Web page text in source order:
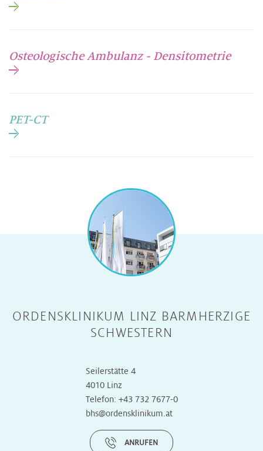
Osteologische Ambulanz - Densitometrie
PET-CT
ORDENSKLINIKUM LINZ BARMHERZIGE
SCHWESTERN
Seilerstätte 4
4010 Linz
Telefon: +43 732 7677-0
bhs@ordensklinikum.at
ANRUFEN